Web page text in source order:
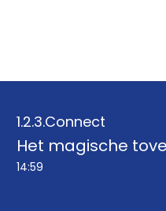
1.2.3.Connect
Het magische
14:59